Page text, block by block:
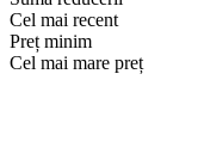
Cel mai recent
Preț minim
Cel mai mare preț